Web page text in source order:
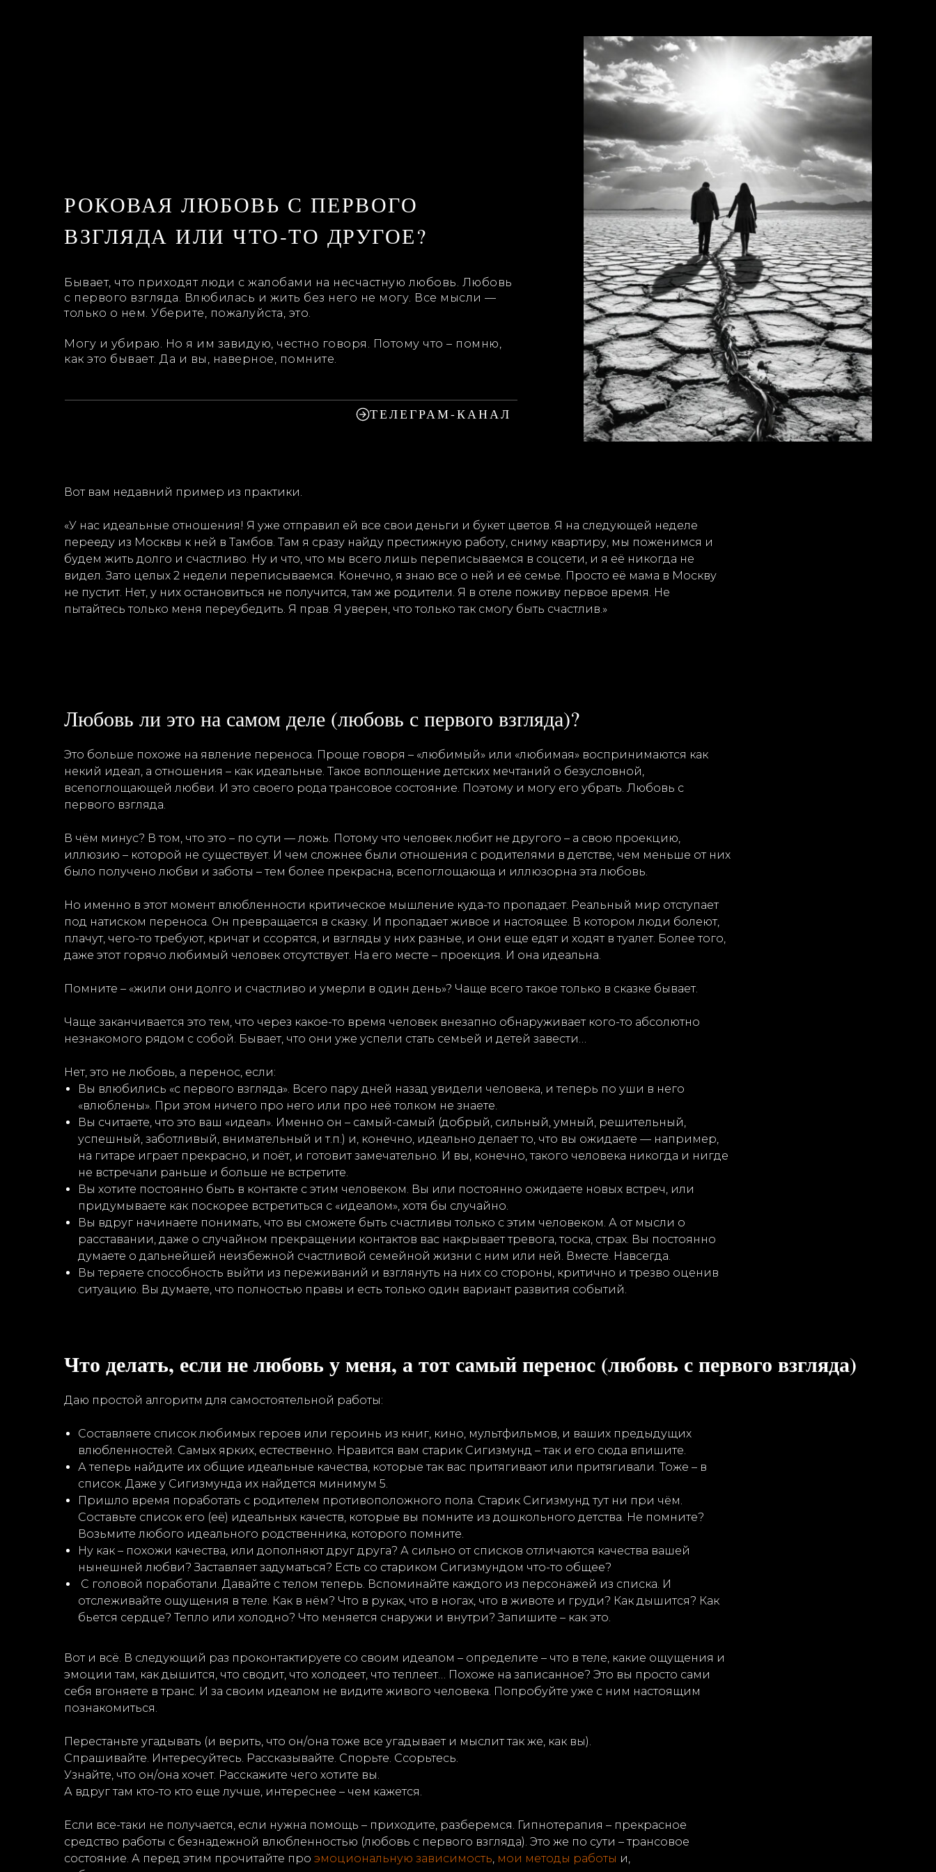
Бывает, что приходят люди с жалобами на несчастную любовь. Любовь
с первого взгляда. Влюбилась и жить без него не могу. Все мысли —
только о нем. Уберите, пожалуйста, это.
Могу и убираю. Но я им завидую, честно говоря. Потому что – помню,
как это бывает. Да и вы, наверное, помните.
РОКОВАЯ ЛЮБОВЬ С ПЕРВОГО
ВЗГЛЯДА ИЛИ ЧТО-ТО ДРУГОЕ?
ТЕЛЕГРАМ-КАНАЛ
Вот вам недавний пример из практики.
«У нас идеальные отношения! Я уже отправил ей все свои деньги и букет цветов. Я на следующей неделе
перееду из Москвы к ней в Тамбов. Там я сразу найду престижную работу, сниму квартиру, мы поженимся и
будем жить долго и счастливо. Ну и что, что мы всего лишь переписываемся в соцсети, и я её никогда не
видел. Зато целых 2 недели переписываемся. Конечно, я знаю все о ней и её семье. Просто её мама в Москву
не пустит. Нет, у них остановиться не получится, там же родители. Я в отеле поживу первое время. Не
пытайтесь только меня переубедить. Я прав. Я уверен, что только так смогу быть счастлив.»
Любовь ли это на самом деле (любовь с первого взгляда)?
Это больше похоже на явление переноса. Проще говоря – «любимый» или «любимая» воспринимаются как
некий идеал, а отношения – как идеальные. Такое воплощение детских мечтаний о безусловной,
всепоглощающей любви. И это своего рода трансовое состояние. Поэтому и могу его убрать. Любовь с
первого взгляда.
В чём минус? В том, что это – по сути — ложь. Потому что человек любит не другого – а свою проекцию,
иллюзию – которой не существует. И чем сложнее были отношения с родителями в детстве, чем меньше от них
было получено любви и заботы – тем более прекрасна, всепоглощающа и иллюзорна эта любовь.
Но именно в этот момент влюбленности критическое мышление куда-то пропадает. Реальный мир отступает
под натиском переноса. Он превращается в сказку. И пропадает живое и настоящее. В котором люди болеют,
плачут, чего-то требуют, кричат и ссорятся, и взгляды у них разные, и они еще едят и ходят в туалет. Более того,
даже этот горячо любимый человек отсутствует. На его месте – проекция. И она идеальна.
Помните – «жили они долго и счастливо и умерли в один день»? Чаще всего такое только в сказке бывает.
Чаще заканчивается это тем, что через какое-то время человек внезапно обнаруживает кого-то абсолютно
незнакомого рядом с собой. Бывает, что они уже успели стать семьей и детей завести…
Нет, это не любовь, а перенос, если:
Вы влюбились «с первого взгляда». Всего пару дней назад увидели человека, и теперь по уши в него
«влюблены». При этом ничего про него или про неё толком не знаете.
Вы считаете, что это ваш «идеал». Именно он – самый-самый (добрый, сильный, умный, решительный,
успешный, заботливый, внимательный и т.п.) и, конечно, идеально делает то, что вы ожидаете — например,
на гитаре играет прекрасно, и поёт, и готовит замечательно. И вы, конечно, такого человека никогда и нигде
не встречали раньше и больше не встретите.
Вы хотите постоянно быть в контакте с этим человеком. Вы или постоянно ожидаете новых встреч, или
придумываете как поскорее встретиться с «идеалом», хотя бы случайно.
Вы вдруг начинаете понимать, что вы сможете быть счастливы только с этим человеком. А от мысли о
расставании, даже о случайном прекращении контактов вас накрывает тревога, тоска, страх. Вы постоянно
думаете о дальнейшей неизбежной счастливой семейной жизни с ним или ней. Вместе. Навсегда.
Вы теряете способность выйти из переживаний и взглянуть на них со стороны, критично и трезво оценив
ситуацию. Вы думаете, что полностью правы и есть только один вариант развития событий.
Что делать, если не любовь у меня, а тот самый перенос (любовь с первого взгляда)
Даю простой алгоритм для самостоятельной работы:
Составляете список любимых героев или героинь из книг, кино, мультфильмов, и ваших предыдущих
влюбленностей. Самых ярких, естественно. Нравится вам старик Сигизмунд – так и его сюда впишите.
А теперь найдите их общие идеальные качества, которые так вас притягивают или притягивали. Тоже – в
список. Даже у Сигизмунда их найдется минимум 5.
Пришло время поработать с родителем противоположного пола. Старик Сигизмунд тут ни при чём.
Составьте список его (её) идеальных качеств, которые вы помните из дошкольного детства. Не помните?
Возьмите любого идеального родственника, которого помните.
Ну как – похожи качества, или дополняют друг друга? А сильно от списков отличаются качества вашей
нынешней любви? Заставляет задуматься? Есть со стариком Сигизмундом что-то общее?
С головой поработали. Давайте с телом теперь. Вспоминайте каждого из персонажей из списка. И
отслеживайте ощущения в теле. Как в нём? Что в руках, что в ногах, что в животе и груди? Как дышится? Как
бьется сердце? Тепло или холодно? Что меняется снаружи и внутри? Запишите – как это.
Вот и всё. В следующий раз проконтактируете со своим идеалом – определите – что в теле, какие ощущения и
эмоции там, как дышится, что сводит, что холодеет, что теплеет… Похоже на записанное? Это вы просто сами
себя вгоняете в транс. И за своим идеалом не видите живого человека. Попробуйте уже с ним настоящим
познакомиться.
Перестаньте угадывать (и верить, что он/она тоже все угадывает и мыслит так же, как вы).
Спрашивайте. Интересуйтесь. Рассказывайте. Спорьте. Ссорьтесь.
Узнайте, что он/она хочет. Расскажите чего хотите вы.
А вдруг там кто-то кто еще лучше, интереснее – чем кажется.
Если все-таки не получается, если нужна помощь – приходите, разберемся. Гипнотерапия – прекрасное
средство работы с безнадежной влюбленностью (любовь с первого взгляда). Это же по сути – трансовое
состояние. А перед этим прочитайте про эмоциональную зависимость, мои методы работы и,